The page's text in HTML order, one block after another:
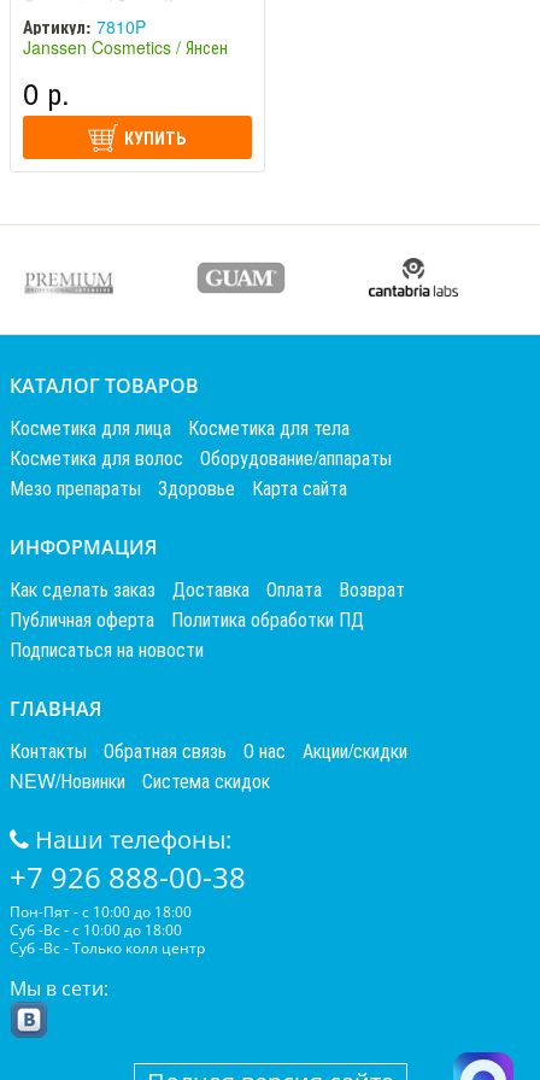
Cosmetics / Янсен Кос
Артикул: 7810P
Janssen Cosmetics / Янсен
0 р.
КУПИТЬ
КАТАЛОГ ТОВАРОВ
Косметика для лица
Косметика для тела
Косметика для волос
Оборудование/аппараты
Мезо препараты
Здоровье Карта сайта
ИНФОРМАЦИЯ
Как сделать заказ Доставка Оплата
Возврат
Публичная оферта
Политика обработки ПД
Подписаться на новости
ГЛАВНАЯ
Контакты Обратная связь О нас
Акции/скидки
NEW/Новинки
Система скидок
Наши телефоны:
+7 926 888-00-38
Пон-Пят - с 10:00 до 18:00
Суб -Вс - с 10:00 до 18:00
Суб -Вс - Только колл центр
Мы в сети: